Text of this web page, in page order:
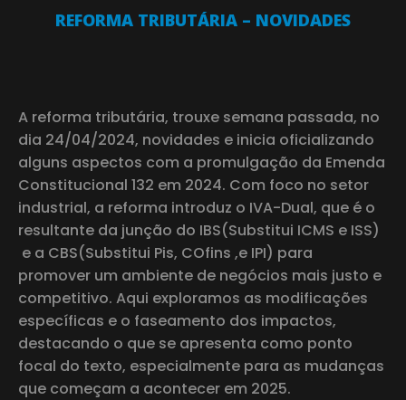
REFORMA TRIBUTÁRIA – NOVIDADES
A reforma tributária, trouxe semana passada, no
dia 24/04/2024, novidades e inicia oficializando
alguns aspectos com a promulgação da Emenda
Constitucional 132 em 2024. Com foco no setor
industrial, a reforma introduz o IVA-Dual, que é o
resultante da junção do IBS(Substitui ICMS e ISS)
e a CBS(Substitui Pis, COfins ,e IPI) para
promover um ambiente de negócios mais justo e
competitivo. Aqui exploramos as modificações
específicas e o faseamento dos impactos,
destacando o que se apresenta como ponto
focal do texto, especialmente para as mudanças
que começam a acontecer em 2025.